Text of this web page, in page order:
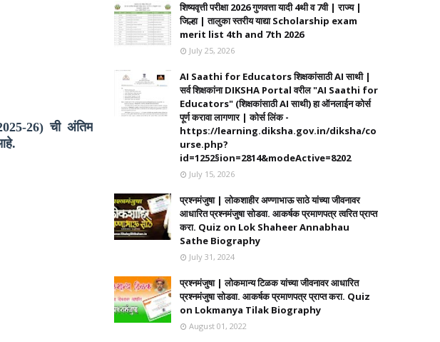
26) ची अंतिम
शिष्यवृत्ती परीक्षा 2026 गुणवत्ता यादी 4थी व 7वी | राज्य |
जिल्हा | तालुका स्तरीय याद्या Scholarship exam
merit list 4th and 7th 2026
July 25, 2026
AI Saathi for Educators शिक्षकांसाठी AI साथी |
सर्व शिक्षकांना DIKSHA Portal वरील "AI Saathi for
Educators" (शिक्षकांसाठी AI साथी) हा ऑनलाईन कोर्स
पूर्ण करावा लागणार | कोर्स लिंक -
https://learning.diksha.gov.in/diksha/co
urse.php?
id=1252§ion=2814&modeActive=8202
July 15, 2026
प्रश्नमंजुषा | लोकशाहीर अण्णाभाऊ साठे यांच्या जीवनावर
आधारित प्रश्नमंजुषा सोडवा. आकर्षक प्रमाणपत्र त्वरित प्राप्त
करा. Quiz on Lok Shaheer Annabhau
Sathe Biography
July 31, 2024
प्रश्नमंजुषा | लोकमान्य टिळक यांच्या जीवनावर आधारित
प्रश्नमंजुषा सोडवा. आकर्षक प्रमाणपत्र प्राप्त करा. Quiz
on Lokmanya Tilak Biography
August 01, 2022